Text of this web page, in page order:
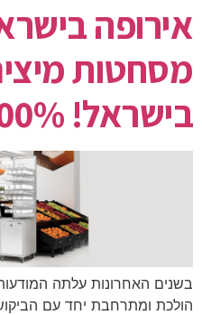
אירופה
מסחטות
בישראל! 100% טרי בסופר
בשנים האחרונות עלתה
הולכת ומתרחבת יחד עם